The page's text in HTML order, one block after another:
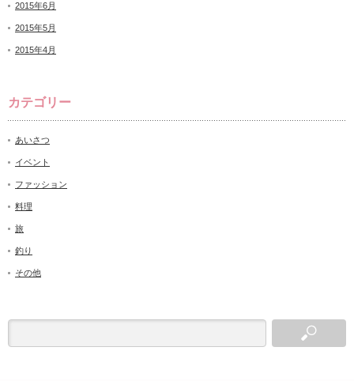
2015年6月
2015年5月
2015年4月
カテゴリー
あいさつ
イベント
ファッション
料理
旅
釣り
その他